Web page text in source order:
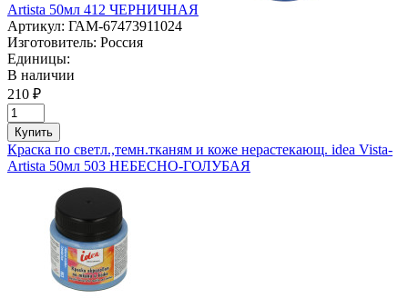
Artista 50мл 412 ЧЕРНИЧНАЯ
Артикул: ГАМ-67473911024
Изготовитель: Россия
Единицы:
В наличии
210 ₽
Купить
Краска по светл.,темн.тканям и коже нерастекающ. idea Vista-
Artista 50мл 503 НЕБЕСНО-ГОЛУБАЯ